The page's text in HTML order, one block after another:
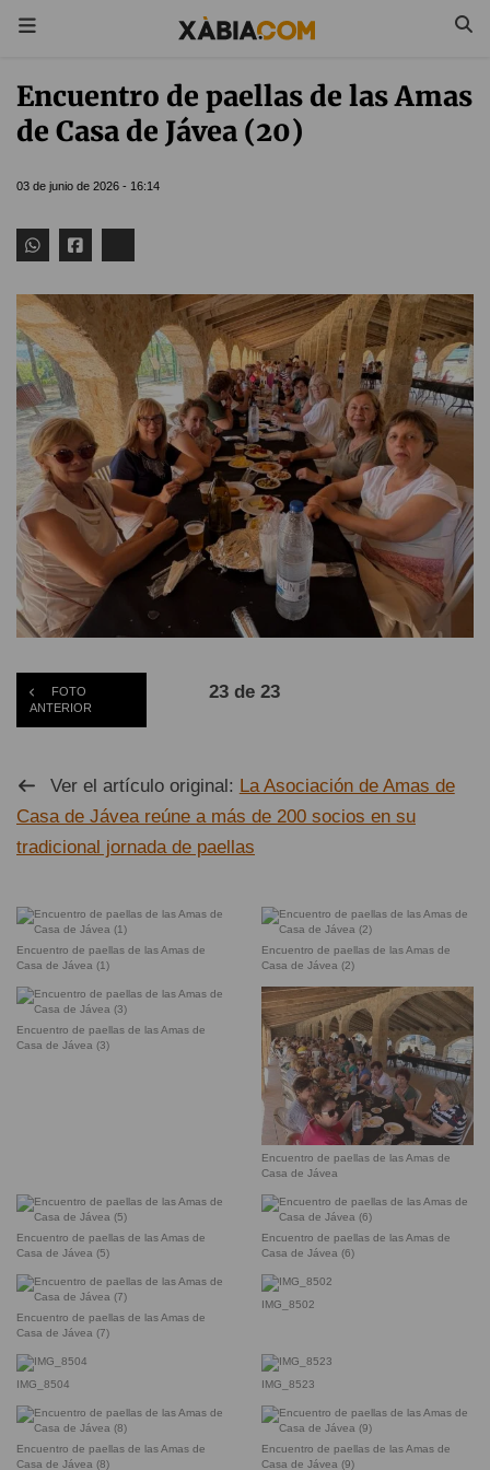
Encuentro de paellas de las Amas
de Casa de Jávea (20)
03 de junio de 2026 - 16:14
FOTO
ANTERIOR
23 de 23
Ver el artículo original: La Asociación de Amas de
Casa de Jávea reúne a más de 200 socios en su
tradicional jornada de paellas
Encuentro de paellas de las Amas de
Casa de Jávea (1)
Encuentro de paellas de las Amas de
Casa de Jávea (2)
Encuentro de paellas de las Amas de
Casa de Jávea (3)
Encuentro de paellas de las Amas de
Casa de Jávea
Encuentro de paellas de las Amas de
Casa de Jávea (5)
Encuentro de paellas de las Amas de
Casa de Jávea (6)
Encuentro de paellas de las Amas de
Casa de Jávea (7)
IMG_8502
IMG_8504 IMG_8523
Encuentro de paellas de las Amas de
Casa de Jávea (8)
Encuentro de paellas de las Amas de
Casa de Jávea (9)